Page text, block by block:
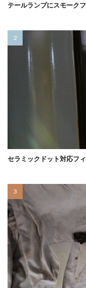
テールランプにスモーク
セラミックドット対応フ